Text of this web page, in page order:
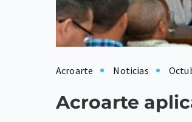
Acroarte Noticias
Acroarte